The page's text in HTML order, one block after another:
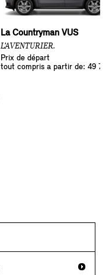
La Countryman VUS
L’AVENTURIER.
Prix de départ
tout compris a partir de: 49